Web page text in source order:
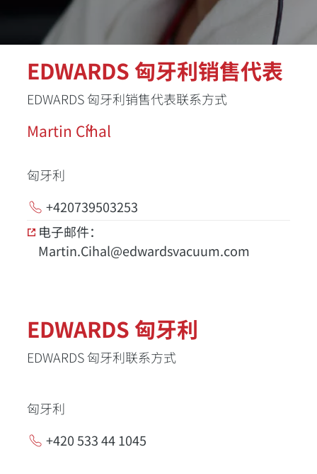
EDWARDS 匈牙利销售代表
EDWARDS 匈牙利销售代表联系方式
Martin Číhal
匈牙利
+420739503253
电子邮件：
Martin.Cihal@edwardsvacuum.com
EDWARDS 匈牙利
EDWARDS 匈牙利联系方式
匈牙利
+420 533 44 1045